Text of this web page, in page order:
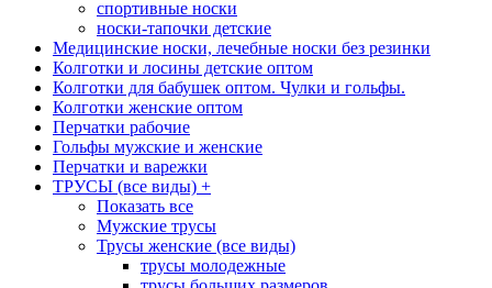
спортивные носки
носки-тапочки детские
Медицинские носки, лечебные носки без резинки
Колготки и лосины детские оптом
Колготки для бабушек оптом. Чулки и гольфы.
Колготки женские оптом
Перчатки рабочие
Гольфы мужские и женские
Перчатки и варежки
ТРУСЫ (все виды) +
Показать все
Мужские трусы
Трусы женские (все виды)
трусы молодежные